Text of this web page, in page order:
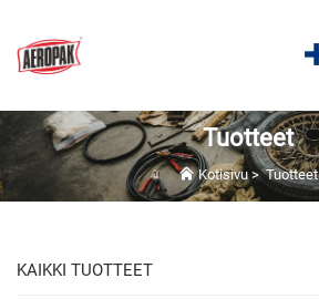
Tuotteet
Kotisivu>Tuotteet
KAIKKI TUOTTEET